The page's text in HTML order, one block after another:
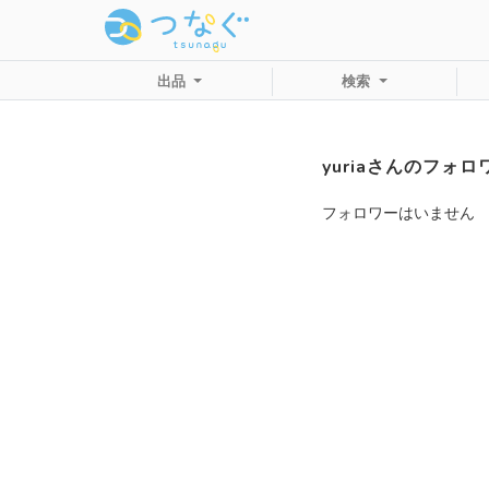
出品 検索
yuriaさんのフォロ
フォロワーはいません